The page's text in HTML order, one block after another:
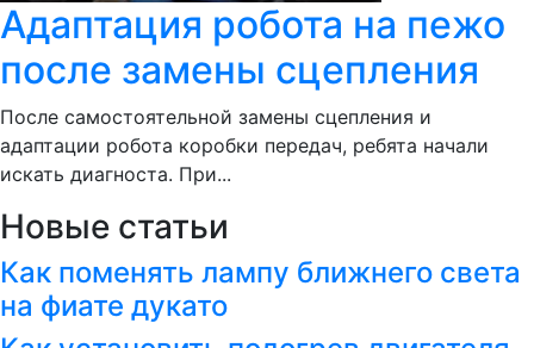
Адаптация робота на пежо
после замены сцепления
После самостоятельной замены сцепления и
адаптации робота коробки передач, ребята начали
искать диагноста. При...
Новые статьи
Как поменять лампу ближнего света
на фиате дукато